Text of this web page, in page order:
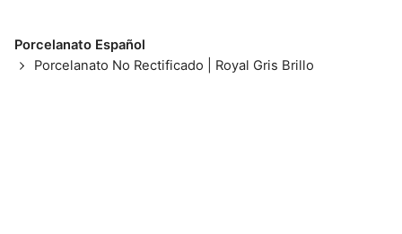
Porcelanato Español
Porcelanato No Rectificado | Royal Gris Brillo